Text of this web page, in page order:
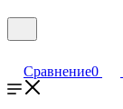
Сравнение0